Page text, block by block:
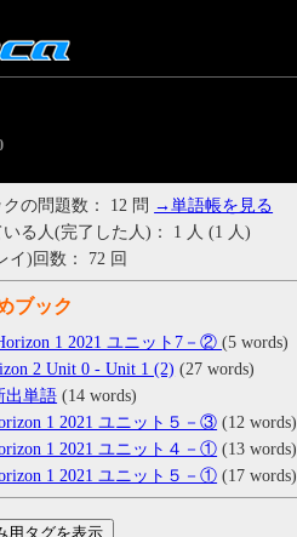
の問題数： 12 問 →単語帳を見る
る人(完了した人)： 1 人 (1 人)
イ)回数： 72 回
ブック
1 2021 ユニット7－②(5 words)
2 Unit 0 - Unit 1 (2) (27 words)
出単語 (14 words)
1 2021 ユニット５－③ (12 words)
1 2021 ユニット４－① (13 words)
1 2021 ユニット５－① (17 words)